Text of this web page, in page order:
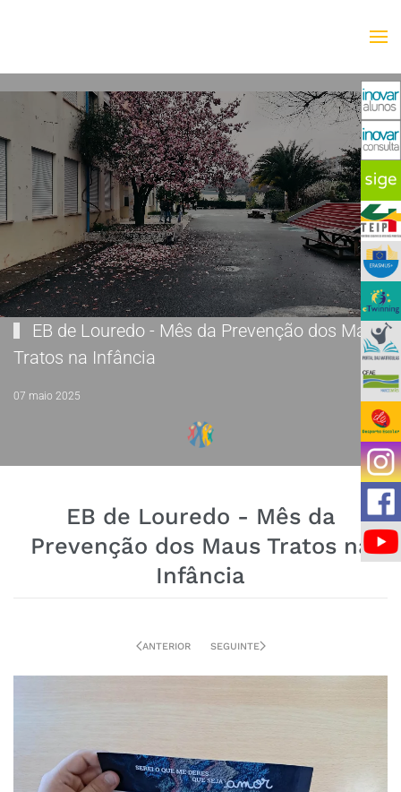
EB de Louredo - Mês da Prevenção dos Maus
Tratos na Infância
07 maio 2025
EB de Louredo - Mês da
Prevenção dos Maus Tratos na
Infância
ANTERIOR SEGUINTE